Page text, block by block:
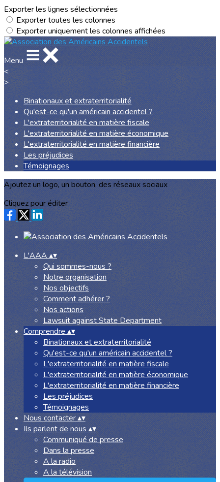
Exporter les lignes sélectionnées
Exporter toutes les colonnes
Exporter uniquement les colonnes affichées
Menu
<
>
Binationaux et extraterritorialité
Qu'est-ce qu'un américain accidentel ?
L'extraterritorialité en matière fiscale
L'extraterritorialité en matière économique
L'extraterritorialité en matière financière
Les préjudices
Témoignages
Ajoutez un logo, un bouton, des réseaux sociaux
Cliquez pour éditer
L'AAA▴▾
Qui sommes-nous ?
Notre organisation
Nos objectifs
Comment adhérer ?
Nos actions
Lawsuit against State Department
Comprendre ▴▾
Binationaux et extraterritorialité
Qu'est-ce qu'un américain accidentel ?
L'extraterritorialité en matière fiscale
L'extraterritorialité en matière économique
L'extraterritorialité en matière financière
Les préjudices
Témoignages
Nous contacter▴▾
Ils parlent de nous▴▾
Communiqué de presse
Dans la presse
A la radio
A la télévision